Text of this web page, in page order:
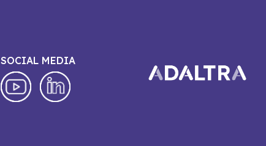
SOCIAL MEDIA